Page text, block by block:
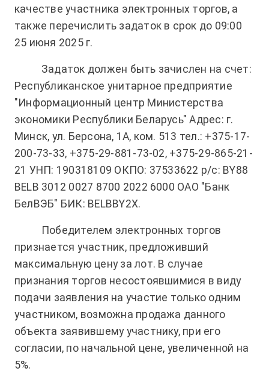
качестве участника электронных торгов, а
также перечислить задаток в срок до 09:00
25 июня 2025 г.
Задаток должен быть зачислен на счет:
Республиканское унитарное предприятие
"Информационный центр Министерства
экономики Республики Беларусь" Адрес: г.
Минск, ул. Берсона, 1А, ком. 513 тел.: +375-17-
200-73-33, +375-29-881-73-02, +375-29-865-21-
21 УНП: 190318109 ОКПО: 37533622 р/c: BY88
BELB 3012 0027 8700 2022 6000 ОАО "Банк
БелВЭБ" БИК: BELBBY2X.
Победителем электронных торгов
признается участник, предложивший
максимальную цену за лот. В случае
признания торгов несостоявшимися в виду
подачи заявления на участие только одним
участником, возможна продажа данного
объекта заявившему участнику, при его
согласии, по начальной цене, увеличенной на
5%.